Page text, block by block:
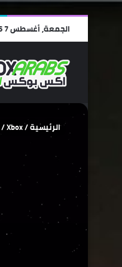
الجمعة, أغسطس 7 2026
الرئيسية/
Xbox
/